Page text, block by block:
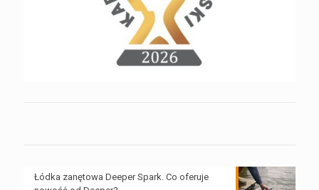
Łódka zanętowa Deeper Spark. Co oferuje